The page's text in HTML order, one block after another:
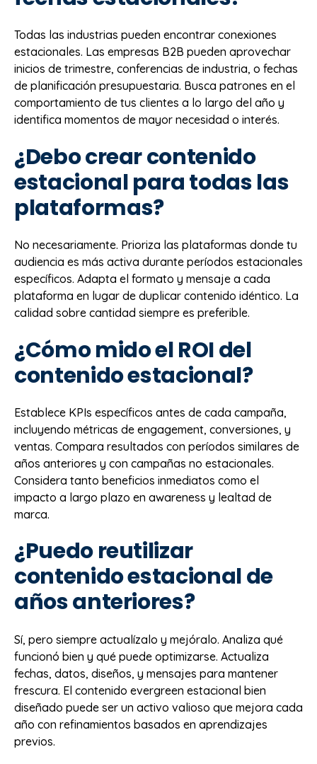
Todas las industrias pueden encontrar conexiones
estacionales. Las empresas B2B pueden aprovechar
inicios de trimestre, conferencias de industria, o fechas
de planificación presupuestaria. Busca patrones en el
comportamiento de tus clientes a lo largo del año y
identifica momentos de mayor necesidad o interés.
¿Debo crear contenido
estacional para todas las
plataformas?
No necesariamente. Prioriza las plataformas donde tu
audiencia es más activa durante períodos estacionales
específicos. Adapta el formato y mensaje a cada
plataforma en lugar de duplicar contenido idéntico. La
calidad sobre cantidad siempre es preferible.
¿Cómo mido el ROI del
contenido estacional?
Establece KPIs específicos antes de cada campaña,
incluyendo métricas de engagement, conversiones, y
ventas. Compara resultados con períodos similares de
años anteriores y con campañas no estacionales.
Considera tanto beneficios inmediatos como el
impacto a largo plazo en awareness y lealtad de
marca.
¿Puedo reutilizar
contenido estacional de
años anteriores?
Sí, pero siempre actualízalo y mejóralo. Analiza qué
funcionó bien y qué puede optimizarse. Actualiza
fechas, datos, diseños, y mensajes para mantener
frescura. El contenido evergreen estacional bien
diseñado puede ser un activo valioso que mejora cada
año con refinamientos basados en aprendizajes
previos.